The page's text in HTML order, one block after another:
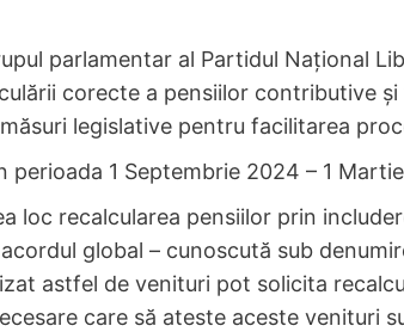
parlamentar al Partidul Național
corecte a pensiilor contributive
legislative pentru facilitarea
perioada 1 Septembrie 2024 – 1
loc recalcularea pensiilor prin
global – cunoscută sub
astfel de venituri pot solicita
care să ateste aceste venituri